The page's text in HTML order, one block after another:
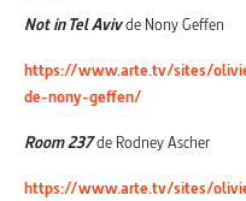
Not in Tel Avivde Nony Geffen
https://www.arte.tv/sites/
de-nony-geffen/
Room 237de Rodney Ascher
https://www.arte.tv/sites/